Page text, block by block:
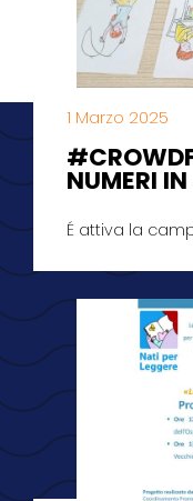
1 Marzo 2025
NUMERI
É attiva la